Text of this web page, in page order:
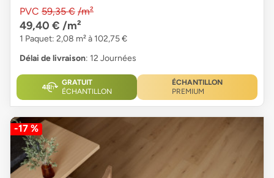
PVC 59,35 € /m²
49,40 € /m²
1 Paquet: 2,08 m² à 102,75 €
Délai de livraison: 12 Journées
GRATUIT
ÉCHANTILLON
ÉCHANTILLON
PREMIUM
-17 %